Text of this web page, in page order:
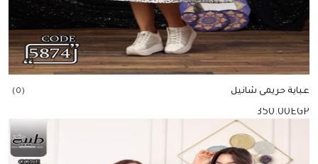
عباية حريمى شانيل (0)
350.00EGP
إضافة للسلة